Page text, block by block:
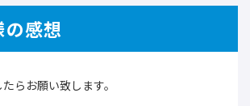
の感想
らお願い致します。